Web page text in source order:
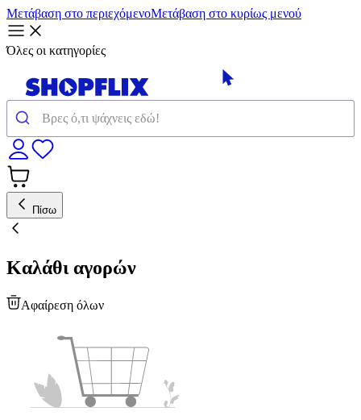
Μετάβαση στο περιεχόμενοΜετάβαση στο κυρίως μενού
Όλες οι κατηγορίες
Πίσω
Καλάθι αγορών
Αφαίρεση όλων